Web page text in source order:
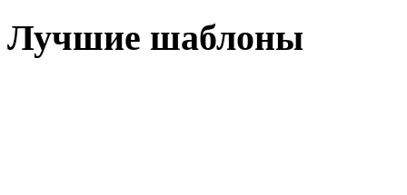
Лучшие шаблоны